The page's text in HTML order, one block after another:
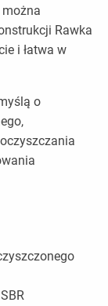
Rawka
i łatwa w
o